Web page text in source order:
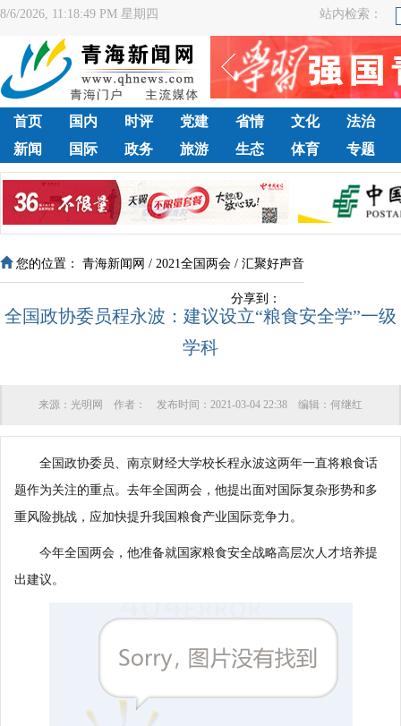
8/6/2026, 11:18:50 PM 星期四 站内检索：
首页 国内 时评 党建 省情 文化
法治
新闻
国际 政务 旅游 生态 体育 专题
您的位置： 青海新闻网 / 2021全国两会 / 汇聚好声音
分享到：
全国政协委员程永波：建议设立“粮食安全学”一级
学科
来源： 光明网 作者： 发布时间： 2021-03-04 22:38 编辑： 何继红
全国政协委员、南京财经大学校长程永波这两年一直将粮食话
题作为关注的重点。去年全国两会，他提出面对国际复杂形势和多
重风险挑战，应加快提升我国粮食产业国际竞争力。
今年全国两会，他准备就国家粮食安全战略高层次人才培养提
出建议。